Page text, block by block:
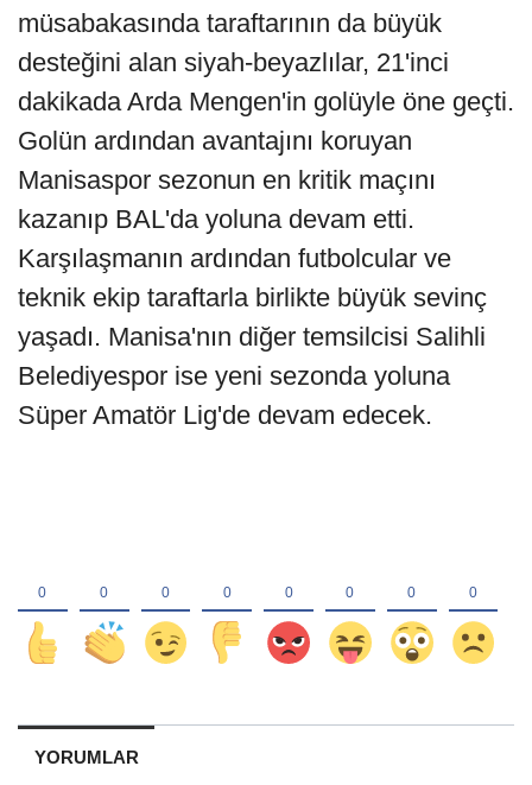
müsabakasında taraftarının da büyük
desteğini alan siyah-beyazlılar, 21'inci
dakikada Arda Mengen'in golüyle öne geçti.
Golün ardından avantajını koruyan
Manisaspor sezonun en kritik maçını
kazanıp BAL'da yoluna devam etti.
Karşılaşmanın ardından futbolcular ve
teknik ekip taraftarla birlikte büyük sevinç
yaşadı. Manisa'nın diğer temsilcisi Salihli
Belediyespor ise yeni sezonda yoluna
Süper Amatör Lig'de devam edecek.
YORUMLAR